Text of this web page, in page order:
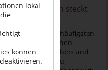
steckt
zählen zu den häufigsten
– von alltäglichen
oder Über- und
Arthritis bis hin zu
lokal
können